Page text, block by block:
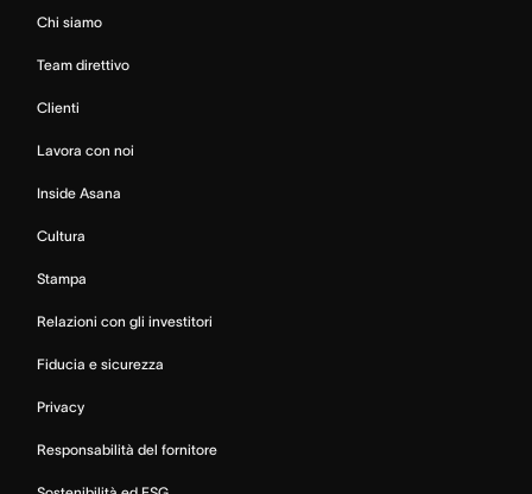
Chi siamo
Team direttivo
Clienti
Lavora con noi
Inside Asana
Cultura
Stampa
Relazioni con gli investitori
Fiducia e sicurezza
Privacy
Responsabilità del fornitore